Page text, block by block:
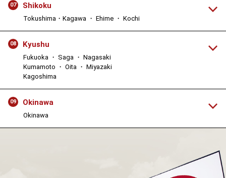
07 Shikoku
Tokushima・Kagawa ・ Ehime ・ Kochi
08 Kyushu
Fukuoka ・ Saga ・ Nagasaki
Kumamoto ・ Oita ・ Miyazaki
Kagoshima
09 Okinawa
Okinawa